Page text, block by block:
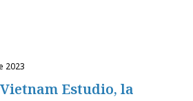
2023
Estudio, la